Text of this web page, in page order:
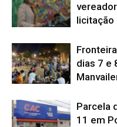
licitação
dias 7 e
Parcela
11 em